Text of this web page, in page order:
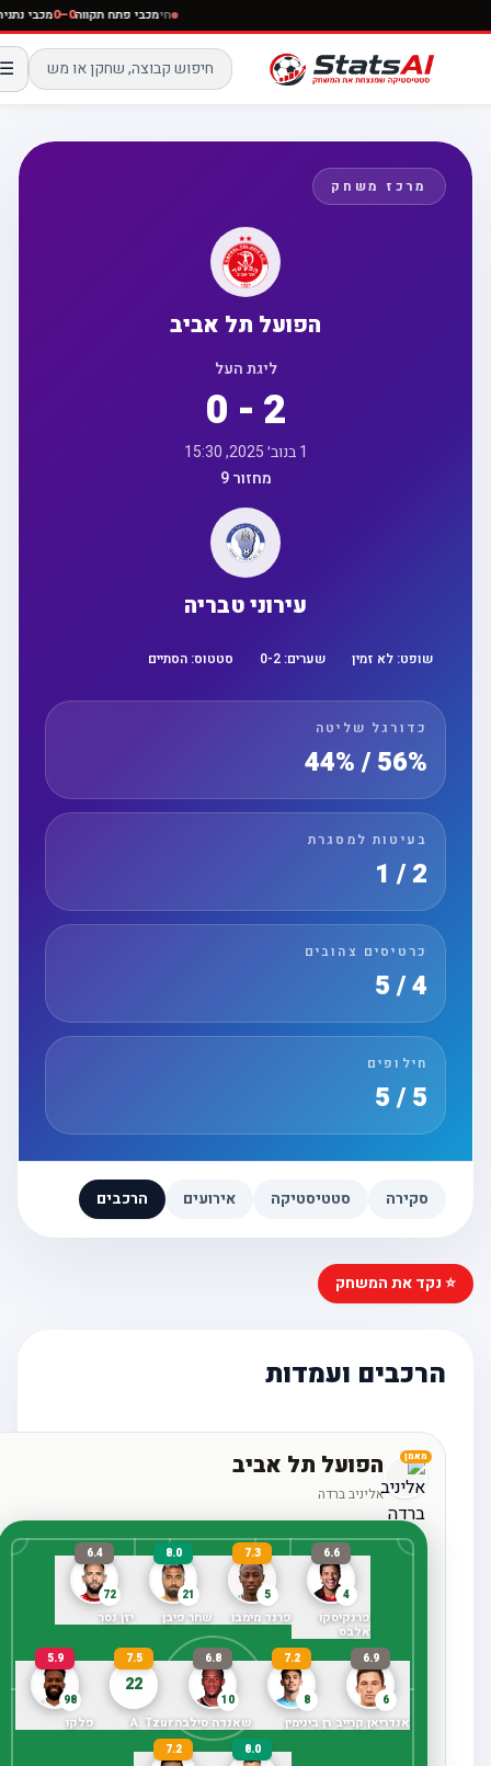
חימכבי פתח תקווה0–0 מכבי
☰
מרכז משחק
הפועל תל אביב
ליגת העל
0 - 2
מחזור 9
עירוני טבריה
שופט:לא זמין שערים: 0-2 סטטוס:הסתיים
כדורגל שליטה
56% / 44%
בעיטות למסגרת
כרטיסים צהובים
חילופים
סקירה סטטיסטיקה אירועים הרכבים
⭐ נקד את המשחק
הרכבים ועמדות
מאמן הפועל תל אביב
אליניב ברדה
6.6
פרנקיסקו
אלבס
7.3
פרנד מימבו
8.0
שחר פיבן
6.4
יזן נסר
6.9
אנדריאן קרייב
7.2
רן בינימין
6.8
שאנדה סילבה
22
7.5
A. Tzur
5.9
פלקו
8.0
7.2